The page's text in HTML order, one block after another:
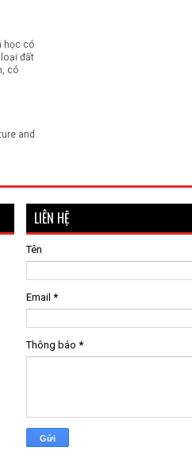
học có
loại đất
có
and
LIÊN HỆ
Tên
Email *
Thông báo *